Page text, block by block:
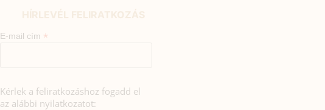
E-mail cím *
Kérlek a feliratkozáshoz fogadd el
az alábbi nyilatkozatot: